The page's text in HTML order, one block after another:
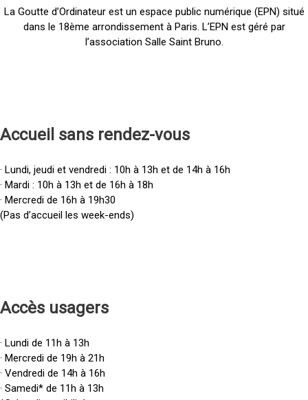
La Goutte d’Ordinateur est un espace public numérique (EPN) situé
dans le 18ème arrondissement à Paris. L’EPN est géré par
l’association Salle Saint Bruno.
Accueil sans rendez-vous
· Lundi, jeudi et vendredi : 10h à 13h et de 14h à 16h
· Mardi : 10h à 13h et de 16h à 18h
· Mercredi de 16h à 19h30
(Pas d’accueil les week-ends)
Accès usagers
· Lundi de 11h à 13h
· Mercredi de 19h à 21h
· Vendredi de 14h à 16h
· Samedi* de 11h à 13h